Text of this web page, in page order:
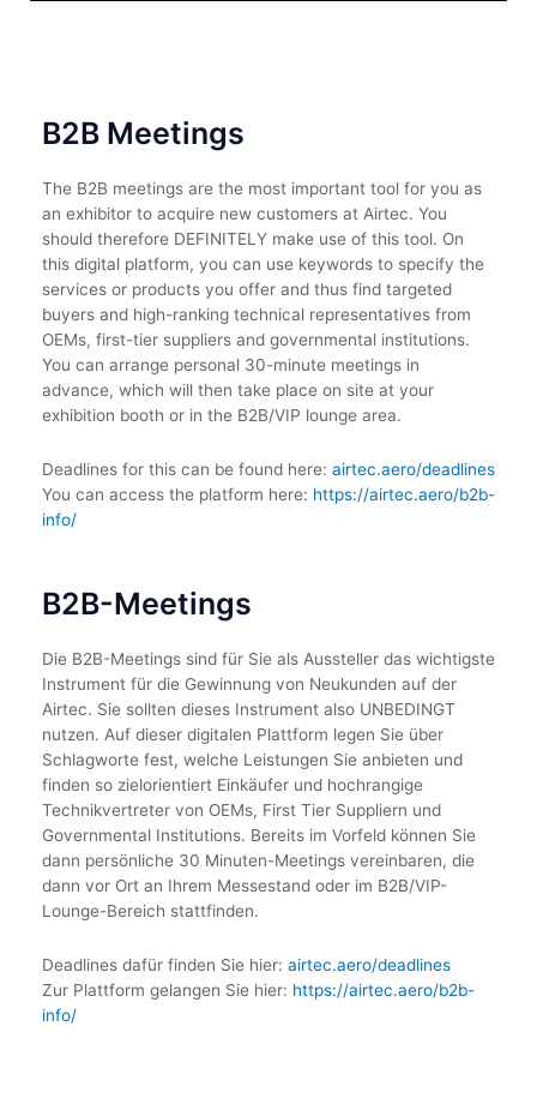
B2B Meetings
The B2B meetings are the most important tool for you as
an exhibitor to acquire new customers at Airtec. You
should therefore DEFINITELY make use of this tool. On
this digital platform, you can use keywords to specify the
services or products you offer and thus find targeted
buyers and high-ranking technical representatives from
OEMs, first-tier suppliers and governmental institutions.
You can arrange personal 30-minute meetings in
advance, which will then take place on site at your
exhibition booth or in the B2B/VIP lounge area.
Deadlines for this can be found here: airtec.aero/deadlines
You can access the platform here: https://airtec.aero/b2b-
info/
B2B-Meetings
Die B2B-Meetings sind für Sie als Aussteller das wichtigste
Instrument für die Gewinnung von Neukunden auf der
Airtec. Sie sollten dieses Instrument also UNBEDINGT
nutzen. Auf dieser digitalen Plattform legen Sie über
Schlagworte fest, welche Leistungen Sie anbieten und
finden so zielorientiert Einkäufer und hochrangige
Technikvertreter von OEMs, First Tier Suppliern und
Governmental Institutions. Bereits im Vorfeld können Sie
dann persönliche 30 Minuten-Meetings vereinbaren, die
dann vor Ort an Ihrem Messestand oder im B2B/VIP-
Lounge-Bereich stattfinden.
Deadlines dafür finden Sie hier: airtec.aero/deadlines
Zur Plattform gelangen Sie hier: https://airtec.aero/b2b-
info/